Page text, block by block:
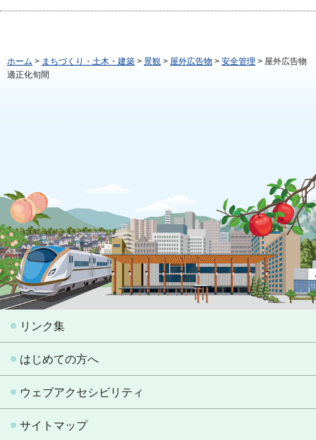
ホーム > まちづくり・土木・建築 > 景観 > 屋外広告物 > 安全管理 > 屋外広告物
適正化旬間
リンク集
はじめての方へ
ウェブアクセシビリティ
サイトマップ